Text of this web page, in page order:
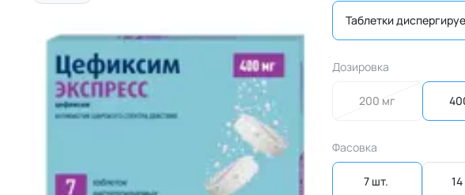
Таблетки
Дозировка
200 мг
Фасовка
7 шт.